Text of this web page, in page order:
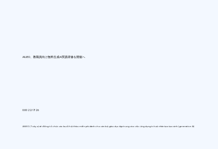
AIUEO、教職員向け無料生成AI実践研修を開催へ
0:00 22/7/26
AIUEO (Tokyo) sẽ đồng tổ chức các buổi hội thảo miễn phí dành cho cán bộ giáo dục tập trung vào việc ứng dụng trí tuệ nhân tạo tạo sinh (generative AI)